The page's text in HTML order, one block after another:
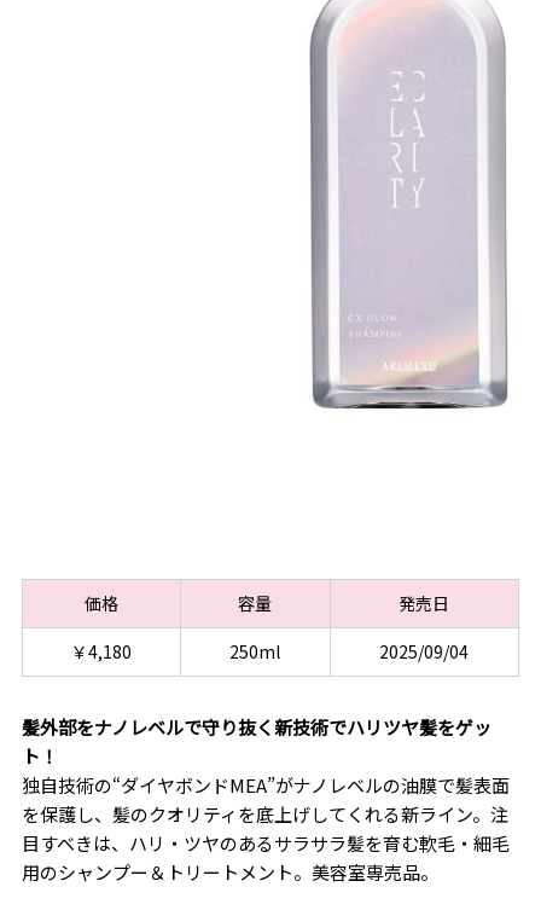
価格 容量
発売日
￥4,180
250ml 2025/09/04
髪外部をナノレベルで守り抜く新技術でハリツヤ髪をゲッ
ト！
独自技術の“ダイヤボンドMEA”がナノレベルの油膜で髪表面
を保護し、髪のクオリティを底上げしてくれる新ライン。注
目すべきは、ハリ・ツヤのあるサラサラ髪を育む軟毛・細毛
用のシャンプー＆トリートメント。美容室専売品。